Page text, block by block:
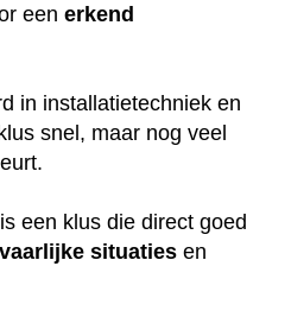
een erkend
in installatietechniek en
snel, maar nog veel
is een klus die direct goed
situaties en